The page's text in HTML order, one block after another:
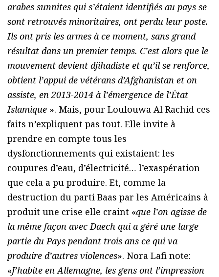
arabes sunnites qui s’étaient identifiés au pays se
sont retrouvés minoritaires, ont perdu leur poste.
Ils ont pris les armes à ce moment, sans grand
résultat dans un premier temps. C’est alors que le
mouvement devient djihadiste et qu’il se renforce,
obtient l’appui de vétérans d’Afghanistan et on
assiste, en 2013-2014 à l’émergence de l’État
Islamique ». Mais, pour Loulouwa Al Rachid ces
faits n’expliquent pas tout. Elle invite à
prendre en compte tous les
dysfonctionnements qui existaient: les
coupures d’eau, d’électricité… l’exaspération
que cela a pu produire. Et, comme la
destruction du parti Baas par les Américains à
produit une crise elle craint «que l’on agisse de
la même façon avec Daech qui a géré une large
partie du Pays pendant trois ans ce qui va
produire d’autres violences». Nora Lafi note:
«J’habite en Allemagne, les gens ont l’impression